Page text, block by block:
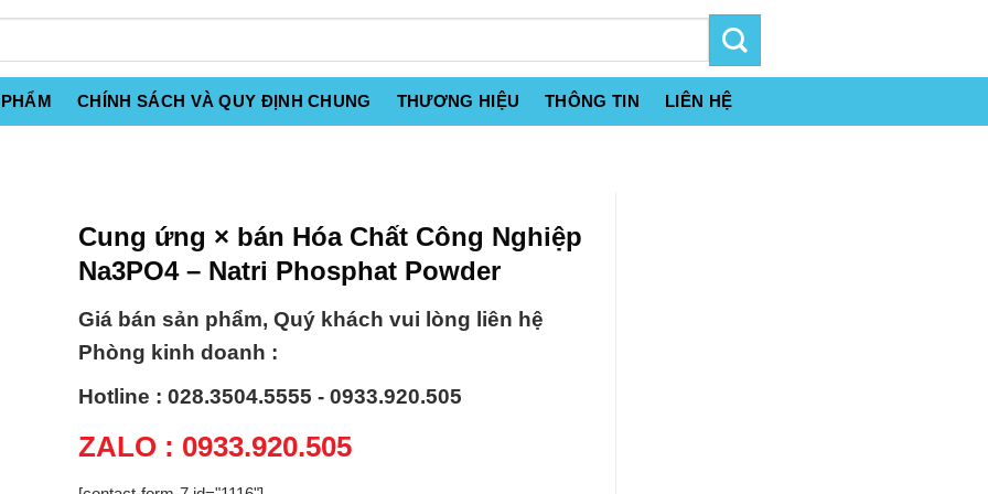
CHÍNH SÁCH VÀ QUY ĐỊNH CHUNG THƯƠNG HIỆU THÔNG TIN LIÊN HỆ
Cung ứng × bán Hóa Chất Công Nghiệp
Na3PO4 – Natri Phosphat Powder
Giá bán sản phẩm, Quý khách vui lòng liên hệ
Phòng kinh doanh :
Hotline : 028.3504.5555 - 0933.920.505
ZALO : 0933.920.505